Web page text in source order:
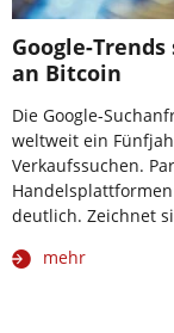
Google-
an Bitcoin
Die Google-
weltweit ein
Verkaufssuchen.
deutlich. Zeichnet
mehr